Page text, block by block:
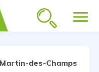
menu
des-Champs